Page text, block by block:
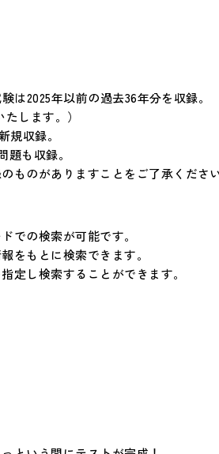
2025年以前の過去36年分を収録。
します。）
規収録。
も収録。
のがありますことをご了承ください
での検索が可能です。
をもとに検索できます。
し検索することができます。